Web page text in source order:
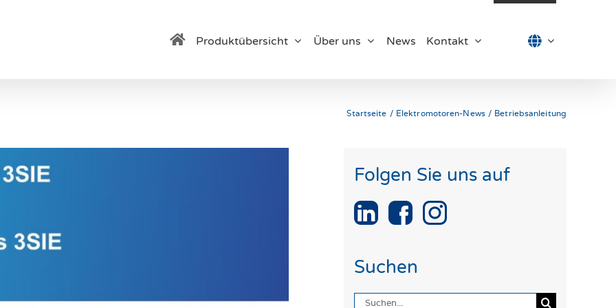
Produktübersicht Über uns News Kontakt
Startseite Elektromotoren-News Betriebsanleitung
Folgen Sie uns auf
Suchen
Suche